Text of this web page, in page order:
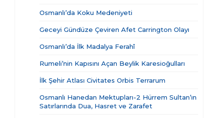
Osmanlı’da Koku Medeniyeti
Geceyi Gündüze Çeviren Afet Carrington Olayı
Osmanlı’da İlk Madalya Ferahî
Rumeli’nin Kapısını Açan Beylik Karesioğulları
İlk Şehir Atlası Civitates Orbis Terrarum
Osmanlı Hanedan Mektupları-2 Hürrem Sultan’ın
Satırlarında Dua, Hasret ve Zarafet